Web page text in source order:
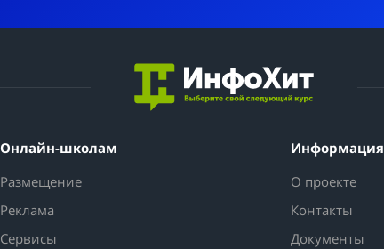
Онлайн-школам
Размещение
Реклама
Сервисы
Информация
О проекте
Контакты
Документы